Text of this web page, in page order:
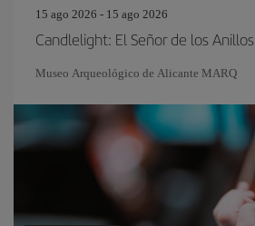
15 ago 2026 - 15 ago 2026
Candlelight: El Señor de los Anillos
Museo Arqueológico de Alicante MARQ